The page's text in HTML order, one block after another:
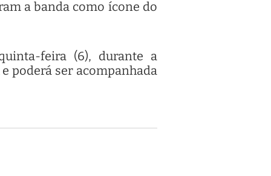
a banda como ícone do
feira (6), durante a
poderá ser acompanhada